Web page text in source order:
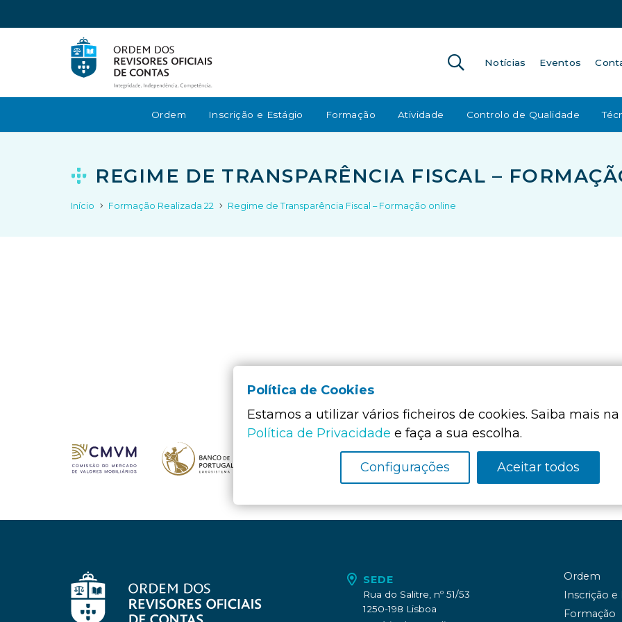
Notícias Eventos
Ordem Inscrição e Estágio Formação Atividade Controlo de Qualidade
REGIME DE TRANSPARÊNCIA FISCAL –
Início Formação Realizada 22 Regime de Transparência Fiscal – Formação online
Membro
SEDE
Rua do Salitre, nº 51/53
1250-198 Lisboa
Ordem
Inscrição e
Formação
Política de Cookies
Estamos a utilizar vários ficheiros de cookies. Saiba mais na
Política de Privacidade e faça a sua escolha.
Configurações Aceitar todos